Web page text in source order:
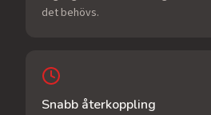
det behövs.
Snabb återkoppling